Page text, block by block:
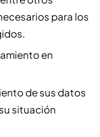
para los
en
de sus datos
situación